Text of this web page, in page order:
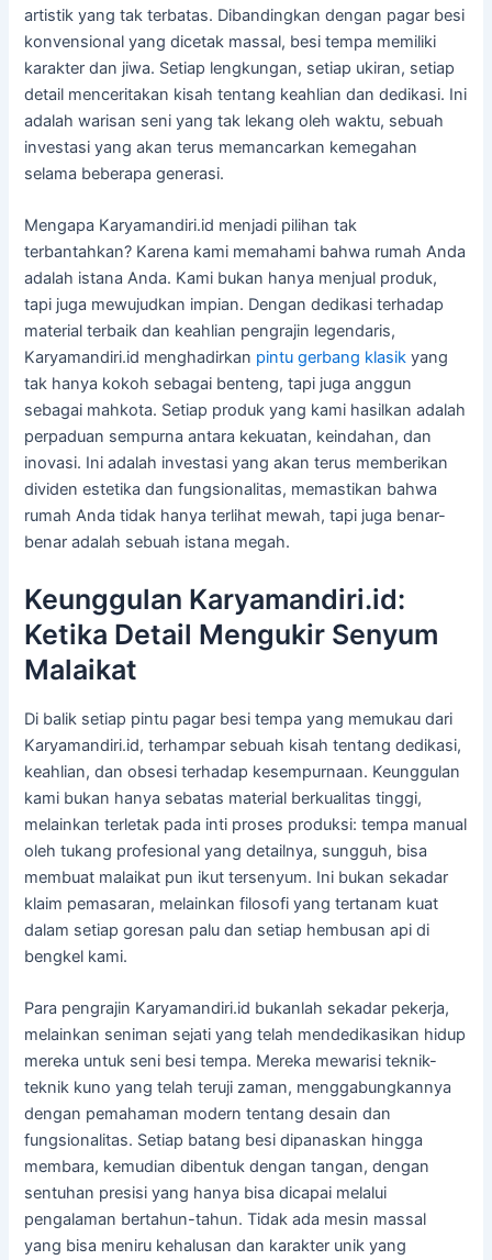
artistik yang tak terbatas. Dibandingkan dengan pagar besi
konvensional yang dicetak massal, besi tempa memiliki
karakter dan jiwa. Setiap lengkungan, setiap ukiran, setiap
detail menceritakan kisah tentang keahlian dan dedikasi. Ini
adalah warisan seni yang tak lekang oleh waktu, sebuah
investasi yang akan terus memancarkan kemegahan
selama beberapa generasi.
Mengapa Karyamandiri.id menjadi pilihan tak
terbantahkan? Karena kami memahami bahwa rumah Anda
adalah istana Anda. Kami bukan hanya menjual produk,
tapi juga mewujudkan impian. Dengan dedikasi terhadap
material terbaik dan keahlian pengrajin legendaris,
Karyamandiri.id menghadirkan pintu gerbang klasik yang
tak hanya kokoh sebagai benteng, tapi juga anggun
sebagai mahkota. Setiap produk yang kami hasilkan adalah
perpaduan sempurna antara kekuatan, keindahan, dan
inovasi. Ini adalah investasi yang akan terus memberikan
dividen estetika dan fungsionalitas, memastikan bahwa
rumah Anda tidak hanya terlihat mewah, tapi juga benar-
benar adalah sebuah istana megah.
Keunggulan Karyamandiri.id:
Ketika Detail Mengukir Senyum
Malaikat
Di balik setiap pintu pagar besi tempa yang memukau dari
Karyamandiri.id, terhampar sebuah kisah tentang dedikasi,
keahlian, dan obsesi terhadap kesempurnaan. Keunggulan
kami bukan hanya sebatas material berkualitas tinggi,
melainkan terletak pada inti proses produksi: tempa manual
oleh tukang profesional yang detailnya, sungguh, bisa
membuat malaikat pun ikut tersenyum. Ini bukan sekadar
klaim pemasaran, melainkan filosofi yang tertanam kuat
dalam setiap goresan palu dan setiap hembusan api di
bengkel kami.
Para pengrajin Karyamandiri.id bukanlah sekadar pekerja,
melainkan seniman sejati yang telah mendedikasikan hidup
mereka untuk seni besi tempa. Mereka mewarisi teknik-
teknik kuno yang telah teruji zaman, menggabungkannya
dengan pemahaman modern tentang desain dan
fungsionalitas. Setiap batang besi dipanaskan hingga
membara, kemudian dibentuk dengan tangan, dengan
sentuhan presisi yang hanya bisa dicapai melalui
pengalaman bertahun-tahun. Tidak ada mesin massal
yang bisa meniru kehalusan dan karakter unik yang